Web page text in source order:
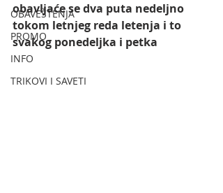
OBAVEŠTENJA
PROMO
INFO
TRIKOVI I SAVETI
obavljaće se dva puta nedeljno
tokom letnjeg reda letenja i to
svakog ponedeljka i petka